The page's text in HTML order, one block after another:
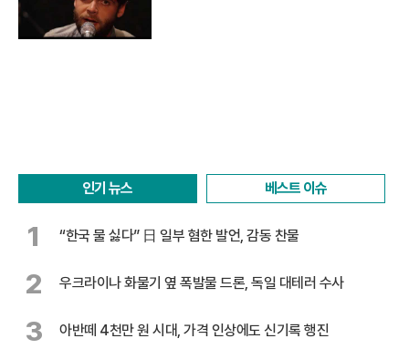
인기 뉴스 베스트 이슈
1 “한국 물 싫다” 日 일부 혐한 발언, 감동 찬물
2 우크라이나 화물기 옆 폭발물 드론, 독일 대테러 수사
3 아반떼 4천만 원 시대, 가격 인상에도 신기록 행진